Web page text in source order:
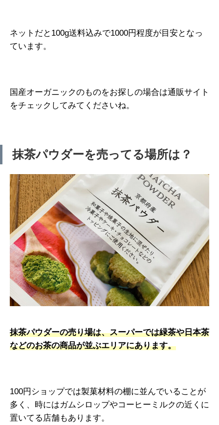
ネットだと100g送料込みで1000円程度が目安となっ
ています。
国産オーガニックのものをお探しの場合は通販サイト
をチェックしてみてくださいね。
抹茶パウダーを売ってる場所は？
抹茶パウダーの売り場は、スーパーでは緑茶や日本茶
などのお茶の商品が並ぶエリアにあります。
100円ショップでは製菓材料の棚に並んでいることが
多く、時にはガムシロップやコーヒーミルクの近くに
置いてる店舗もあります。